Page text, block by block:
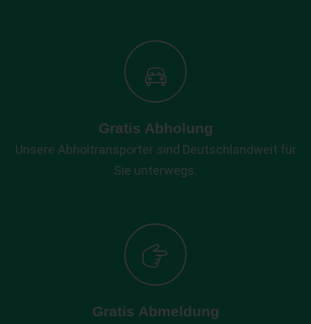
Gratis Abholung
Unsere Abholtransporter sind Deutschlandweit für
Sie unterwegs.
Gratis Abmeldung